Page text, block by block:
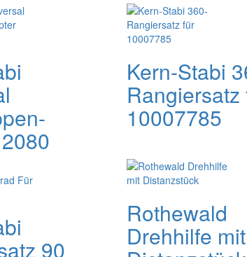
Kern-Stabi
Rangiersatz
10007785
90
Rothewald
Drehhilfe mit